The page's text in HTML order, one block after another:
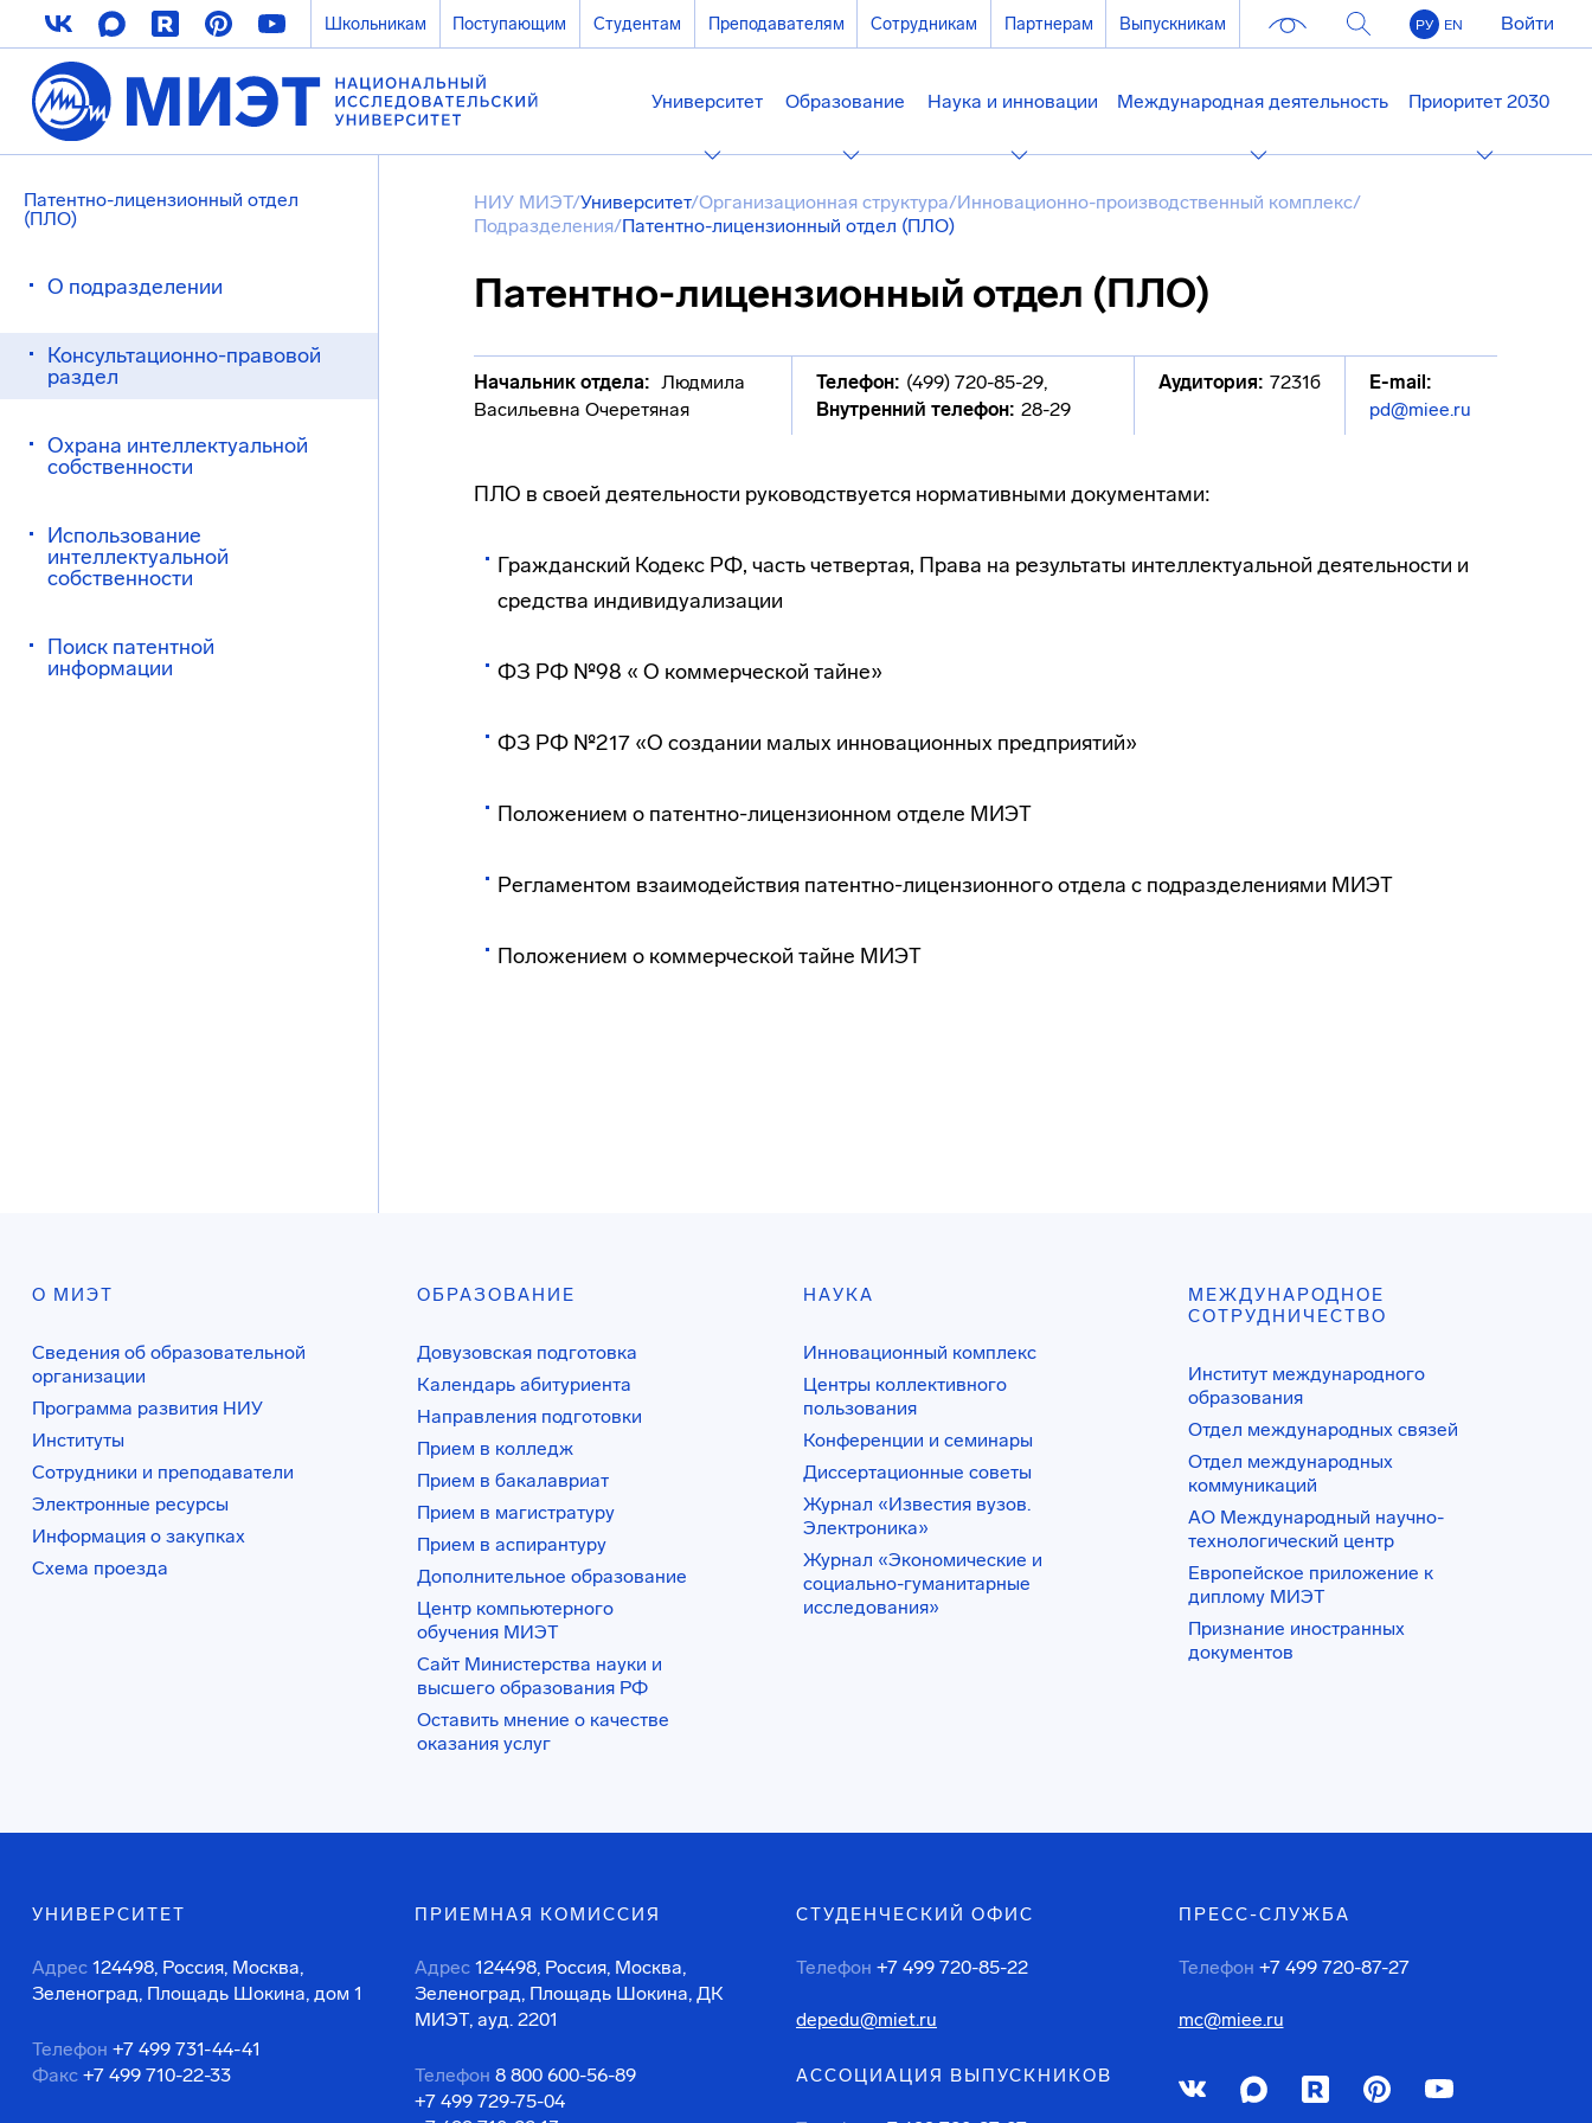
Школьникам Поступающим Студентам Преподавателям Сотрудникам Партнерам Выпускникам РУ EN Войти
Университет Образование Наука и инновации Международная деятельность Приоритет 2030
Патентно-лицензионный отдел
(ПЛО)
О подразделении
Консультационно-правовой
раздел
Охрана интеллектуальной
собственности
Использование
интеллектуальной
собственности
Поиск патентной
информации
НИУ МИЭТ/Университет/Организационная структура/Инновационно-производственный комплекс/
Подразделения/Патентно-лицензионный отдел (ПЛО)
Патентно-лицензионный отдел (ПЛО)
Начальник отдела: Людмила
Васильевна Очеретяная
Телефон: (499) 720-85-29,
Внутренний телефон: 28-29
Аудитория: 7231б
E-mail:
pd@miee.ru
ПЛО в своей деятельности руководствуется нормативными документами:
Гражданский Кодекс РФ, часть четвертая, Права на результаты интеллектуальной деятельности и
средства индивидуализации
ФЗ РФ №98 « О коммерческой тайне»
ФЗ РФ №217 «О создании малых инновационных предприятий»
Положением о патентно-лицензионном отделе МИЭТ
Регламентом взаимодействия патентно-лицензионного отдела с подразделениями МИЭТ
Положением о коммерческой тайне МИЭТ
О МИЭТ
Сведения об образовательной
организации
Программа развития НИУ
Институты
Сотрудники и преподаватели
Электронные ресурсы
Информация о закупках
Схема проезда
ОБРАЗОВАНИЕ
Довузовская подготовка
Календарь абитуриента
Направления подготовки
Прием в колледж
Прием в бакалавриат
Прием в магистратуру
Прием в аспирантуру
Дополнительное образование
Центр компьютерного
обучения МИЭТ
Сайт Министерства науки и
высшего образования РФ
Оставить мнение о качестве
оказания услуг
НАУКА
Инновационный комплекс
Центры коллективного
пользования
Конференции и семинары
Диссертационные советы
Журнал «Известия вузов.
Электроника»
Журнал «Экономические и
социально-гуманитарные
исследования»
МЕЖДУНАРОДНОЕ
СОТРУДНИЧЕСТВО
Институт международного
образования
Отдел международных связей
Отдел международных
коммуникаций
АО Международный научно-
технологический центр
Европейское приложение к
диплому МИЭТ
Признание иностранных
документов
УНИВЕРСИТЕТ
Адрес 124498, Россия, Москва,
Зеленоград, Площадь Шокина, дом 1
Телефон +7 499 731-44-41
Факс +7 499 710-22-33
ПРИЕМНАЯ КОМИССИЯ
Адрес 124498, Россия, Москва,
Зеленоград, Площадь Шокина, ДК
МИЭТ, ауд. 2201
Телефон 8 800 600-56-89
+7 499 729-75-04
СТУДЕНЧЕСКИЙ ОФИС
Телефон +7 499 720-85-22
depedu@miet.ru
АССОЦИАЦИЯ ВЫПУСКНИКОВ
ПРЕСС-СЛУЖБА
Телефон +7 499 720-87-27
mc@miee.ru